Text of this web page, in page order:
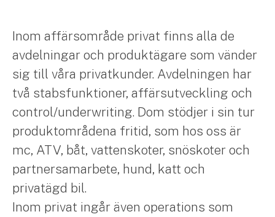
Inom affärsområde privat finns alla de
avdelningar och produktägare som vänder
sig till våra privatkunder. Avdelningen har
två stabsfunktioner, affärsutveckling och
control/underwriting. Dom stödjer i sin tur
produktområdena fritid, som hos oss är
mc, ATV, båt, vattenskoter, snöskoter och
partnersamarbete, hund, katt och
privatägd bil.
Inom privat ingår även operations som